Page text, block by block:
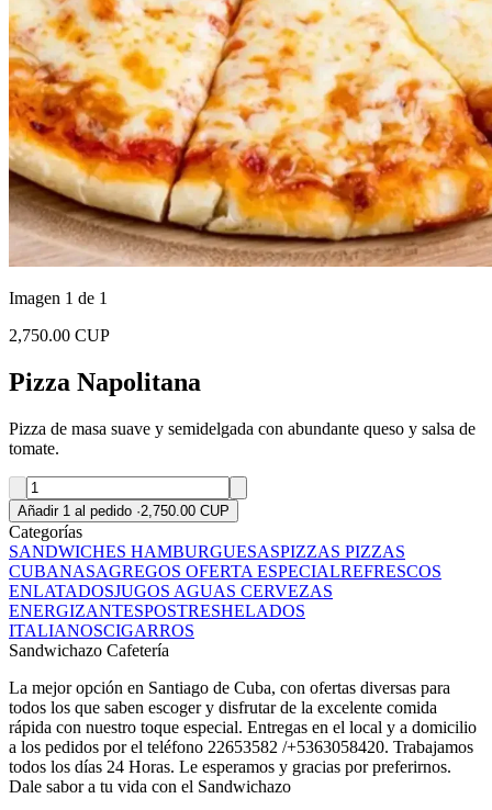
Imagen 1 de 1
2,750.00 CUP
Pizza Napolitana
Pizza de masa suave y semidelgada con abundante queso y salsa de
tomate.
Añadir 1 al pedido ·2,750.00 CUP
Categorías
SANDWICHES HAMBURGUESASPIZZAS PIZZAS
CUBANASAGREGOS OFERTA ESPECIALREFRESCOS
ENLATADOSJUGOS AGUAS CERVEZAS
ENERGIZANTESPOSTRESHELADOS
ITALIANOSCIGARROS
Sandwichazo Cafetería
La mejor opción en Santiago de Cuba, con ofertas diversas para
todos los que saben escoger y disfrutar de la excelente comida
rápida con nuestro toque especial. Entregas en el local y a domicilio
a los pedidos por el teléfono 22653582 /+5363058420. Trabajamos
todos los días 24 Horas. Le esperamos y gracias por preferirnos.
Dale sabor a tu vida con el Sandwichazo